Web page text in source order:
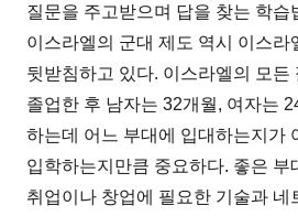
질문을 주고받으며 답을 찾는 학습
이스라엘의 군대 제도 역시 이스라
뒷받침하고 있다. 이스라엘의 모든
졸업한 후 남자는 32개월, 여자는
하는데 어느 부대에 입대하는지가
입학하는지만큼 중요하다. 좋은 부
취업이나 창업에 필요한 기술과 네